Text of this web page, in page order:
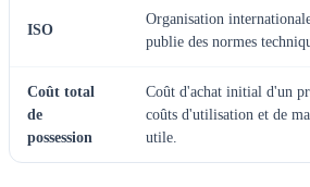
ISO
Organisation
publie des normes
Coût total
de
possession
Coût d'achat initial d'un
coûts d'utilisation et de
utile.